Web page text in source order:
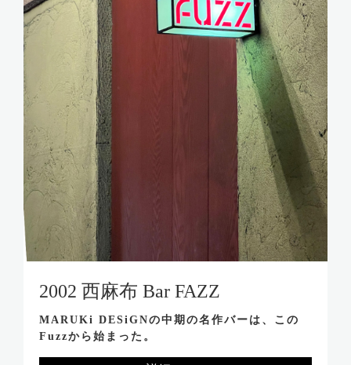
2002 西麻布 Bar FAZZ
MARUKi DESiGNの中期の名作バーは、この
Fuzzから始まった。